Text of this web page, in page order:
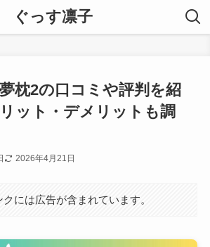
ぐっす凛子
枕2の口コミや評判を紹
ット・デメリットも調
2026年4月21日
には広告が含まれています。